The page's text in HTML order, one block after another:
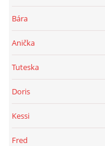
Bára
Anička
Tuteska
Doris
Kessi
Fred